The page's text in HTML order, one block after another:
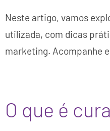
Neste artigo, vamos
utilizada, com dicas
marketing. Acompanhe
O que é